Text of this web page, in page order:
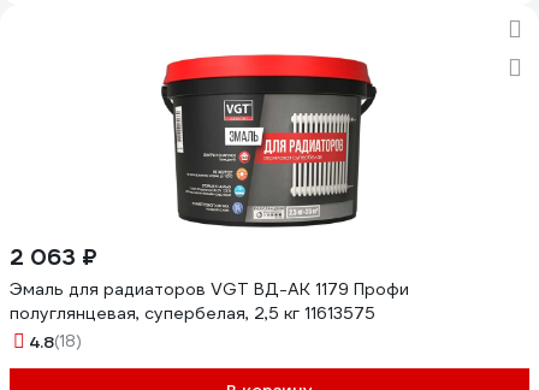
2 063 ₽
Эмаль для радиаторов VGT ВД-АК 1179 Профи
полуглянцевая, супербелая, 2,5 кг 11613575
4.8(18)